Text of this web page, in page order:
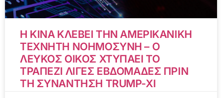
Η ΚΙΝΑ ΚΛΕΒΕΙ ΤΗΝ ΑΜΕΡΙΚΑΝΙΚΗ
ΤΕΧΝΗΤΗ ΝΟΗΜΟΣΥΝΗ – Ο
ΛΕΥΚΟΣ ΟΙΚΟΣ ΧΤΥΠΑΕΙ ΤΟ
ΤΡΑΠΕΖΙ ΛΙΓΕΣ ΕΒΔΟΜΑΔΕΣ ΠΡΙΝ
ΤΗ ΣΥΝΑΝΤΗΣΗ TRUMP-XI